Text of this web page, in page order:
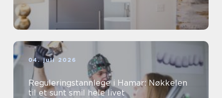
04. juli 2026
Reguleringstannlege i Hamar: Nøkkelen
til et sunt smil hele livet